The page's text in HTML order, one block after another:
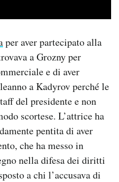
per aver partecipato alla
a Grozny per
e di aver
a Kadyrov perché le
del presidente e non
scortese. L’attrice ha
pentita di aver
che ha messo in
nella difesa dei diritti
a chi l’accusava di